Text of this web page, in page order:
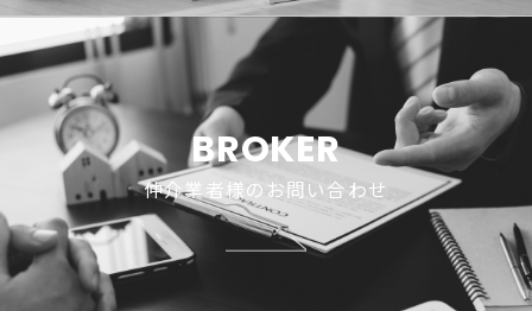
BROKER
仲介業者様のお問い合わせ